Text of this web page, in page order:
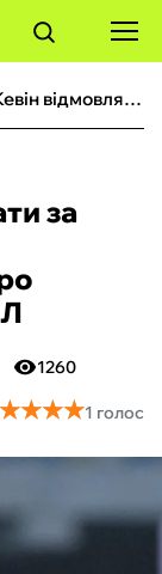
Кевін відмовляється грати за Шахтар? Федецький прокоментував чутки про перехід бразильця в АПЛ
за
1260
★★★★
★★★★1 голос